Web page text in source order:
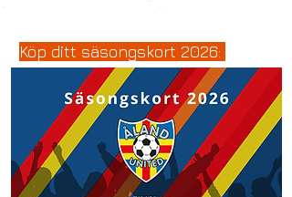
Köp ditt säsongskort 2026: